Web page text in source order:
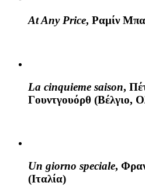
At Any Price, Ραμίν
La cinquieme saison,
Γουντγουόρθ (Βέλγιο,
Un giorno speciale,
(Ιταλία)